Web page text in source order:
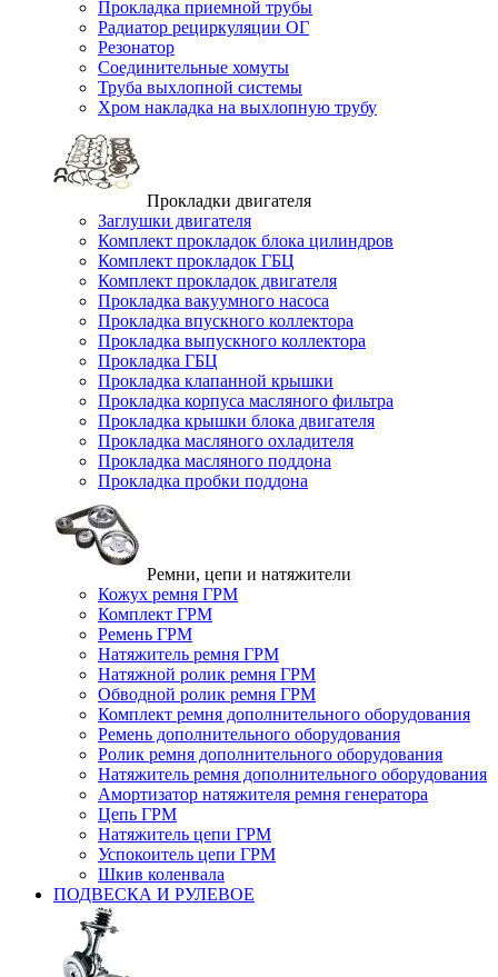
Прокладка приемной трубы
Радиатор рециркуляции ОГ
Резонатор
Соединительные хомуты
Труба выхлопной системы
Хром накладка на выхлопную трубу
Прокладки двигателя
Заглушки двигателя
Комплект прокладок блока цилиндров
Комплект прокладок ГБЦ
Комплект прокладок двигателя
Прокладка вакуумного насоса
Прокладка впускного коллектора
Прокладка выпускного коллектора
Прокладка ГБЦ
Прокладка клапанной крышки
Прокладка корпуса масляного фильтра
Прокладка крышки блока двигателя
Прокладка масляного охладителя
Прокладка масляного поддона
Прокладка пробки поддона
Ремни, цепи и натяжители
Кожух ремня ГРМ
Комплект ГРМ
Ремень ГРМ
Натяжитель ремня ГРМ
Натяжной ролик ремня ГРМ
Обводной ролик ремня ГРМ
Комплект ремня дополнительного оборудования
Ремень дополнительного оборудования
Ролик ремня дополнительного оборудования
Натяжитель ремня дополнительного оборудования
Амортизатор натяжителя ремня генератора
Цепь ГРМ
Натяжитель цепи ГРМ
Успокоитель цепи ГРМ
Шкив коленвала
ПОДВЕСКА И РУЛЕВОЕ